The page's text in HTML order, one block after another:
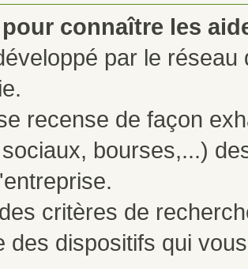
connaître les
par le
recense de façon
bourses,...)
critères de
des dispositifs qui